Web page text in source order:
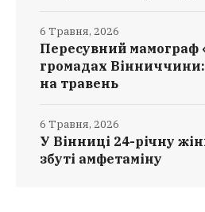
Пересувний мамограф
громадах Вінниччини:
на травень
6 Травня, 2026
У Вінниці 24-річну
збуті амфетаміну
6 Травня, 2026